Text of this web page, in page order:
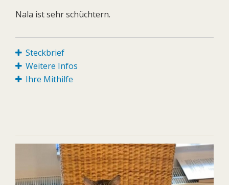
Nala ist sehr schüchtern.
Steckbrief
Weitere Infos
Ihre Mithilfe